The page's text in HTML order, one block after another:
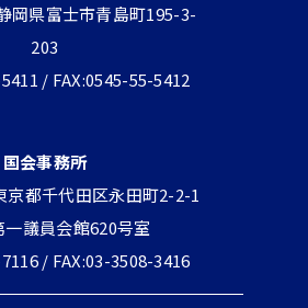
岡県富士市青島町195-3-
203
/ FAX:0545-55-5412
国会事務所
都千代田区永田町2-2-1
一議員会館620号室
/ FAX:03-3508-3416